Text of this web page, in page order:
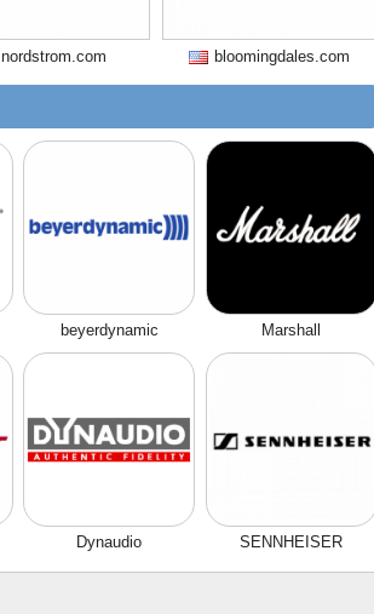
nordstrom.com bloomingdales.com
beyerdynamic Marshall
Dynaudio SENNHEISER